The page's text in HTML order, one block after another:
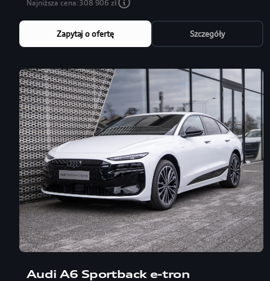
Najniższa cena:308 906 zł
Zapytaj o ofertę Szczegóły
Audi A6 Sportback e-tron